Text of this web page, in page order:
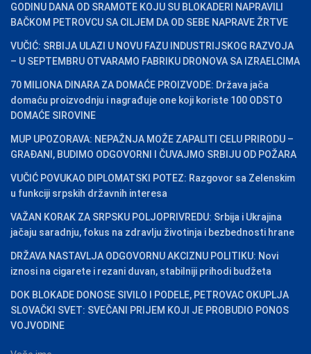
GODINU DANA OD SRAMOTE KOJU SU BLOKADERI NAPRAVILI
BAČKOM PETROVCU SA CILJEM DA OD SEBE NAPRAVE ŽRTVE
VUČIĆ: SRBIJA ULAZI U NOVU FAZU INDUSTRIJSKOG RAZVOJA
– U SEPTEMBRU OTVARAMO FABRIKU DRONOVA SA IZRAELCIMA
70 MILIONA DINARA ZA DOMAĆE PROIZVODE: Država jača
domaću proizvodnju i nagrađuje one koji koriste 100 ODSTO
DOMAĆE SIROVINE
MUP UPOZORAVA: NEPAŽNJA MOŽE ZAPALITI CELU PRIRODU –
GRAĐANI, BUDIMO ODGOVORNI I ČUVAJMO SRBIJU OD POŽARA
VUČIĆ POVUKAO DIPLOMATSKI POTEZ: Razgovor sa Zelenskim
u funkciji srpskih državnih interesa
VAŽAN KORAK ZA SRPSKU POLJOPRIVREDU: Srbija i Ukrajina
jačaju saradnju, fokus na zdravlju životinja i bezbednosti hrane
DRŽAVA NASTAVLJA ODGOVORNU AKCIZNU POLITIKU: Novi
iznosi na cigarete i rezani duvan, stabilniji prihodi budžeta
DOK BLOKADE DONOSE SIVILO I PODELE, PETROVAC OKUPLJA
SLOVAČKI SVET: SVEČANI PRIJEM KOJI JE PROBUDIO PONOS
VOJVODINE